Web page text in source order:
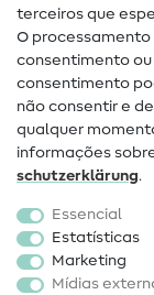
Contacto
Mudança de
Perguntas
Direito de
Popular
Tecidos
Acessórios de
terceiros que
O
consentimento ou
consentimento
não consentir e
qualquer
informações
schutz­erklärung.
Essencial
Estatísticas
Marketing
Mídias